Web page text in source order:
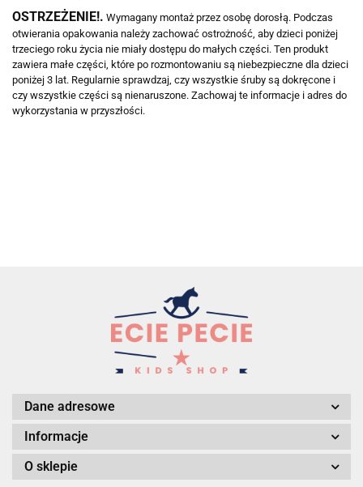
OSTRZEŻENIE!. Wymagany montaż przez osobę dorosłą. Podczas
otwierania opakowania należy zachować ostrożność, aby dzieci poniżej
trzeciego roku życia nie miały dostępu do małych części. Ten produkt
zawiera małe części, które po rozmontowaniu są niebezpieczne dla dzieci
poniżej 3 lat. Regularnie sprawdzaj, czy wszystkie śruby są dokręcone i
czy wszystkie części są nienaruszone. Zachowaj te informacje i adres do
wykorzystania w przyszłości.
Dane adresowe
Informacje
O sklepie